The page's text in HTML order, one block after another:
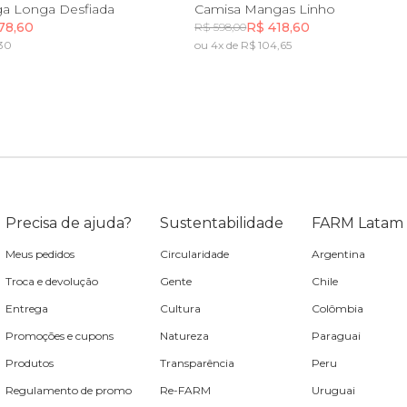
P G
Longa Desfiada PP
Camisa Mangas Linho
R$ 598,00R$ 418,60
ou 4x de R$ 104,65
Precisa de ajuda?
Meus pedidos
Troca e devolução
Entrega
Promoções e cupons
Produtos
Regulamento de promo
Sustentabilidade
Circularidade
Gente
Cultura
Natureza
Transparência
Re-FARM
FARM Latam
Argentina
Chile
Colômbia
Paraguai
Peru
Uruguai